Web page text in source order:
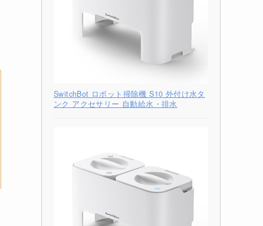
SwitchBot ロボット掃除機 S10 外付け水タ
ンク アクセサリー 自動給水・排水